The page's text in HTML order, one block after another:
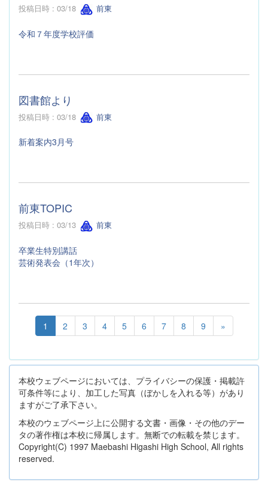
投稿日時 : 03/18 前東
令和７年度学校評価
図書館より
投稿日時 : 03/18 前東
新着案内3月号
前東TOPIC
投稿日時 : 03/13 前東
卒業生特別講話
芸術発表会（1年次）
1 2 3 4 5 6 7 8 9 »
本校ウェブページにおいては、プライバシーの保護・掲載許
可条件等により、加工した写真（ぼかしを入れる等）があり
ますがご了承下さい。
本校のウェブページ上に公開する文書・画像・その他のデー
タの著作権は本校に帰属します。無断での転載を禁じます。
Copyright(C) 1997 Maebashi Higashi High School, All rights
reserved.